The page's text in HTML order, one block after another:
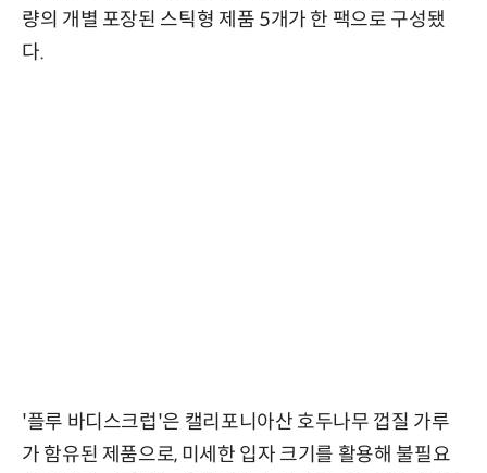
량의 개별 포장된 스틱형 제품 5개가 한 팩으로 구성됐
다.
'플루 바디스크럽'은 캘리포니아산 호두나무 껍질 가루
가 함유된 제품으로, 미세한 입자 크기를 활용해 불필요